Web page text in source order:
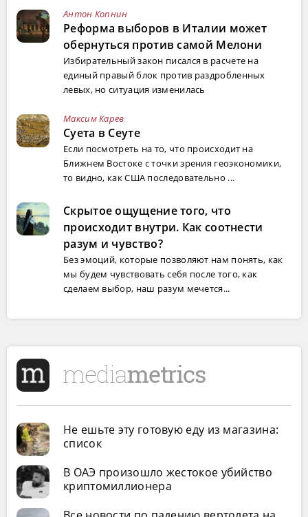
Антон Копнин
Реформа выборов в Италии может
обернуться против самой Мелони
Избирательный закон писался в расчете на
единый правый блок против раздробленных
левых, но ситуация изменилась
Максим Карев
Суета в Сеуте
Если посмотреть на то, что происходит на
Ближнем Востоке с точки зрения геоэкономики,
то видно, как США последовательно ...
Скрытое ощущение того, что
происходит внутри. Как соотнести
разум и чувство?
Без эмоций, которые позволяют нам понять, как
мы будем чувствовать себя после того, как
сделаем выбор, наш разум мечется...
Не ешьте эту готовую еду из магазина:
список
В ОАЭ произошло жестокое убийство
криптомиллионера